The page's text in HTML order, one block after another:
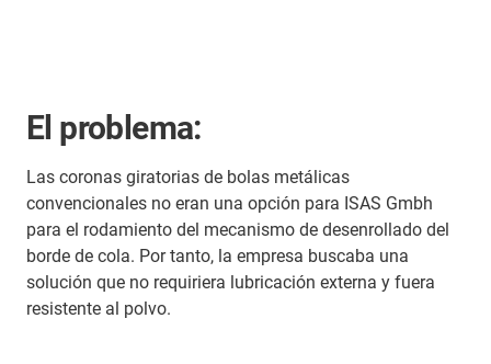
El problema:
Las coronas giratorias de bolas metálicas
convencionales no eran una opción para ISAS Gmbh
para el rodamiento del mecanismo de desenrollado del
borde de cola. Por tanto, la empresa buscaba una
solución que no requiriera lubricación externa y fuera
resistente al polvo.